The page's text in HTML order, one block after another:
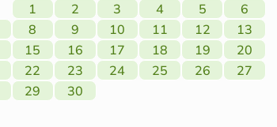
1
2 3 4 5
6
8 9 10 11 12
13
15 16 17 18 19
20
22 23 24 25 26
27
29 30